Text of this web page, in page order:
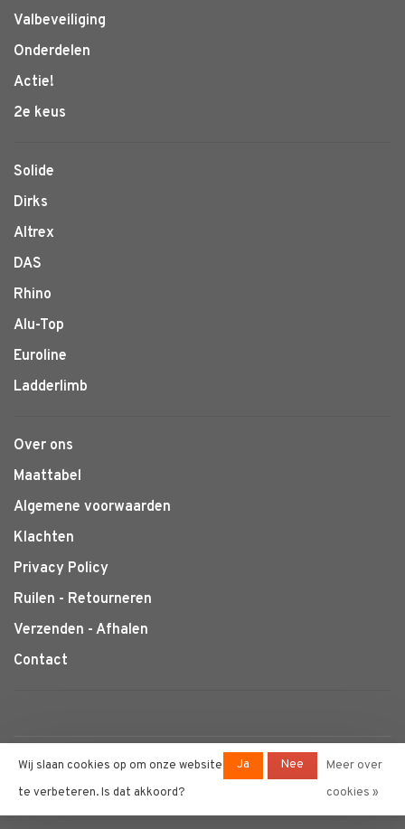
Valbeveiliging
Onderdelen
Actie!
2e keus
Solide
Dirks
Altrex
DAS
Rhino
Alu-Top
Euroline
Ladderlimb
Over ons
Maattabel
Algemene voorwaarden
Klachten
Privacy Policy
Ruilen - Retourneren
Verzenden - Afhalen
Contact
© Copyright 2026 Klimtotaal.nl-
Huysmans.me
Wij slaan cookies op om onze website
te verbeteren. Is dat akkoord?
Ja Nee
Meer over
cookies »